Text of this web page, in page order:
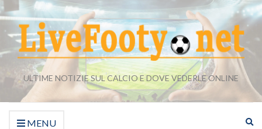
ULTIME NOTIZIE SUL CALCIO E DOVE VEDERLE ONLINE
MENU